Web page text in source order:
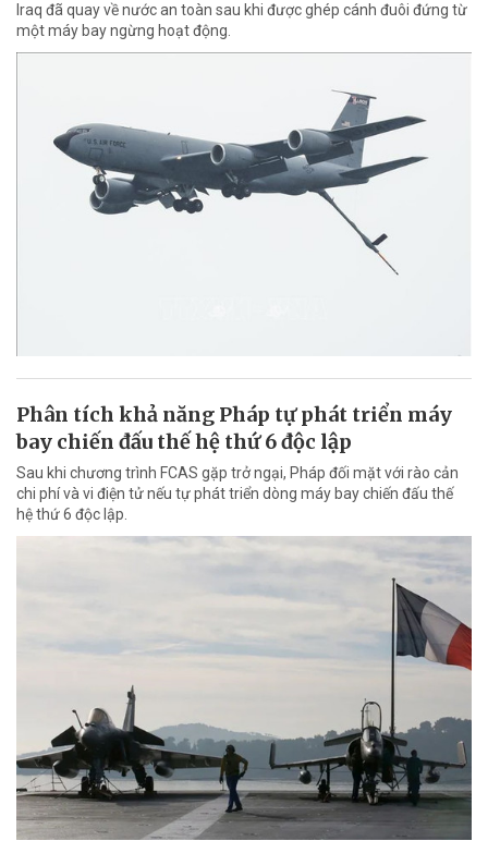
Iraq đã quay về nước an toàn sau khi được ghép cánh đuôi đứng từ
một máy bay ngừng hoạt động.
Phân tích khả năng Pháp tự phát triển máy
bay chiến đấu thế hệ thứ 6 độc lập
Sau khi chương trình FCAS gặp trở ngại, Pháp đối mặt với rào cản
chi phí và vi điện tử nếu tự phát triển dòng máy bay chiến đấu thế
hệ thứ 6 độc lập.